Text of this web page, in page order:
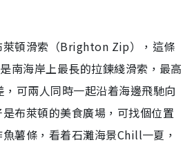
萊頓滑索（Brighton Zip），這條
南海岸上最長的拉鍊綫滑索，最高
可兩人同時一起沿着海邊飛馳向
布萊頓的美食廣場，可找個位置
薯條，看着石灘海景Chill一夏，